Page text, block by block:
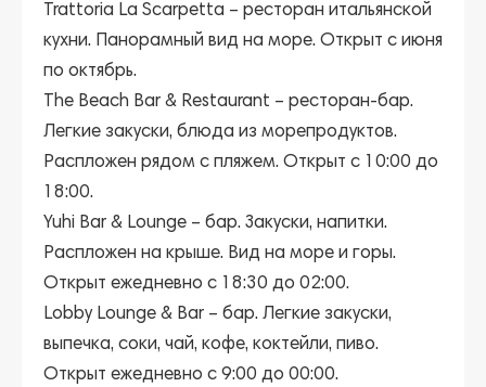
Trattoria La Scarpetta – ресторан итальянской
кухни. Панорамный вид на море. Открыт с июня
по октябрь.
The Beach Bar & Restaurant – ресторан-бар.
Легкие закуски, блюда из морепродуктов.
Распложен рядом с пляжем. Открыт с 10:00 до
18:00.
Yuhi Bar & Lounge – бар. Закуски, напитки.
Распложен на крыше. Вид на море и горы.
Открыт ежедневно с 18:30 до 02:00.
Lobby Lounge & Bar – бар. Легкие закуски,
выпечка, соки, чай, кофе, коктейли, пиво.
Открыт ежедневно с 9:00 до 00:00.